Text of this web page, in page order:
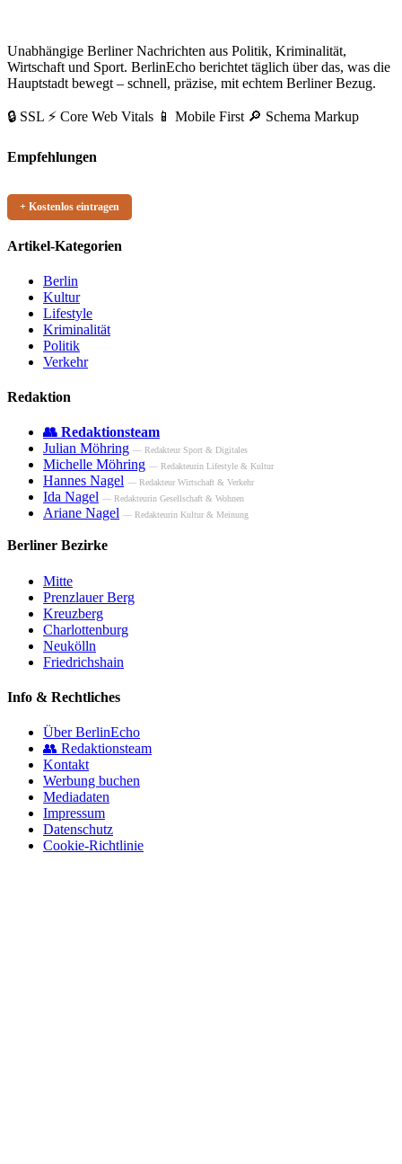
Unabhängige Berliner Nachrichten aus Politik, Kriminalität,
Wirtschaft und Sport. BerlinEcho berichtet täglich über das, was die
Hauptstadt bewegt – schnell, präzise, mit echtem Berliner Bezug.
🔒 SSL ⚡ Core Web Vitals 📱 Mobile First 🔎 Schema Markup
Empfehlungen
+ Kostenlos eintragen
Artikel-Kategorien
Berlin
Kultur
Lifestyle
Kriminalität
Politik
Verkehr
Redaktion
👥 Redaktionsteam
Julian Möhring — Redakteur Sport & Digitales
Michelle Möhring — Redakteurin Lifestyle & Kultur
Hannes Nagel — Redakteur Wirtschaft & Verkehr
Ida Nagel — Redakteurin Gesellschaft & Wohnen
Ariane Nagel — Redakteurin Kultur & Meinung
Berliner Bezirke
Mitte
Prenzlauer Berg
Kreuzberg
Charlottenburg
Neukölln
Friedrichshain
Info & Rechtliches
Über BerlinEcho
👥 Redaktionsteam
Kontakt
Werbung buchen
Mediadaten
Impressum
Datenschutz
Cookie-Richtlinie